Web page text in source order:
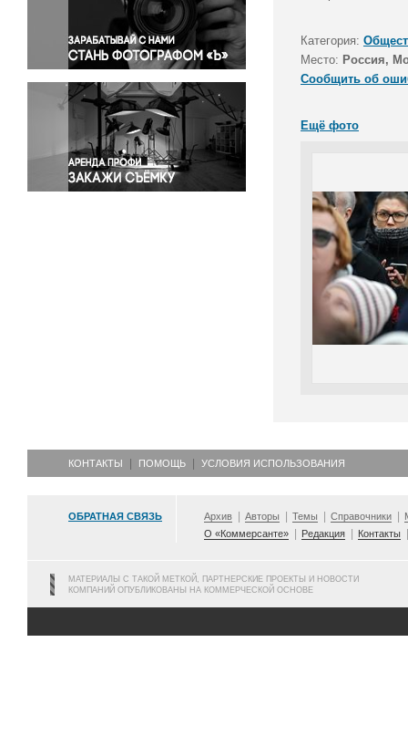
Правосудие
Происшествия и конфликты
Религия
Светская жизнь
Спорт
Экология
Экономика и бизнес
Категория:
Место: Россия,
Сообщить об
Ещё фото
КОНТАКТЫ ПОМОЩЬ УСЛОВИЯ ИСПОЛЬЗОВАНИЯ
ОБРАТНАЯ СВЯЗЬ Архив Авторы Темы Справочники
О «Коммерсанте»
Редакция Контакты
МАТЕРИАЛЫ С ТАКОЙ МЕТКОЙ, ПАРТНЕРСКИЕ ПРОЕКТЫ И НОВОСТИ
КОМПАНИЙ ОПУБЛИКОВАНЫ НА КОММЕРЧЕСКОЙ ОСНОВЕ